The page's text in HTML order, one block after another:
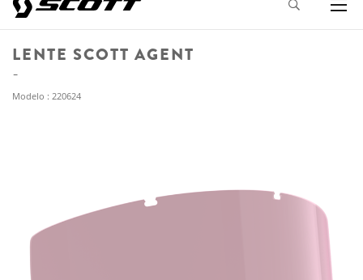
LENTE SCOTT AGENT
Modelo : 220624